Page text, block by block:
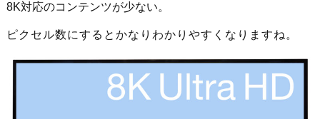
8K対応のコンテンツが少ない。
ピクセル数にするとかなりわかりやすくなりますね。